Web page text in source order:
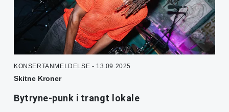
KONSERTANMELDELSE - 13.09.2025
Skitne Kroner
Bytryne-punk i trangt lokale